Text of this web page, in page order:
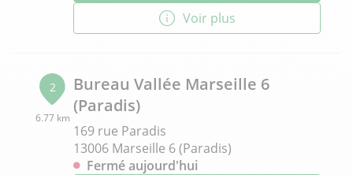
Voir plus
2
6.77 km
Bureau Vallée Marseille 6
(Paradis)
169 rue Paradis
13006 Marseille 6 (Paradis)
Fermé aujourd'hui